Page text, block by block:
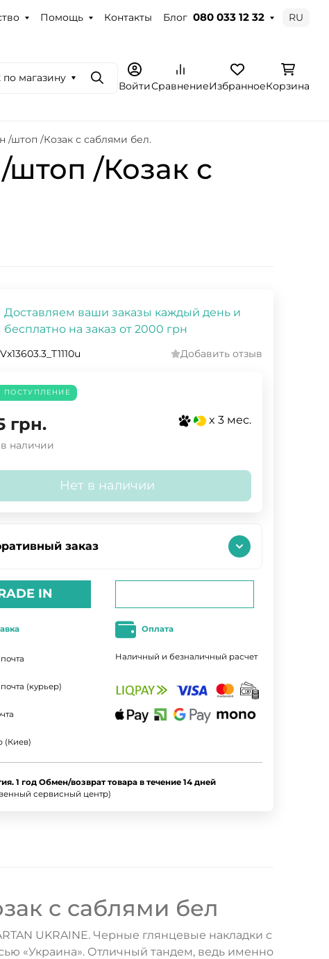
Помощь Контакты Блог 080 033 12 32 RU
магазину
ПоискВойтиСравнениеИзбранноеКорзина
/штоп /Козак с саблями бел.
штоп /Козак с
Доставляем ваши заказы каждый день и
бесплатно на заказ от 2000 грн
Vx13603.3_T1110u Добавить отзыв
ПОСТУПЛЕНИЕ
грн. x 3 мес.
наличии
Нет в наличии
заказ
IN
(курьер)
(Киев)
Оплата
Наличный и безналичный расчет
1 год Обмен/возврат товара в течение 14 дней
сервисный центр)
с саблями бел
UKRAINE. Черные глянцевые накладки с
«Украина». Отличный тандем, ведь именно